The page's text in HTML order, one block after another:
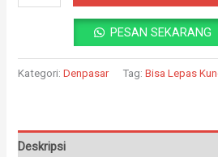
PESAN SEKARANG
Kategori:Denpasar Tag:Bisa Lepas
Deskripsi